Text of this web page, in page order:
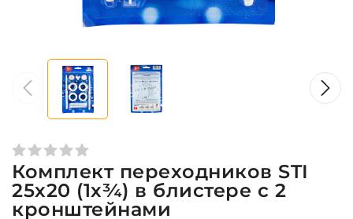
Комплект переходников STI
25х20 (1х¾) в блистере с 2
кронштейнами